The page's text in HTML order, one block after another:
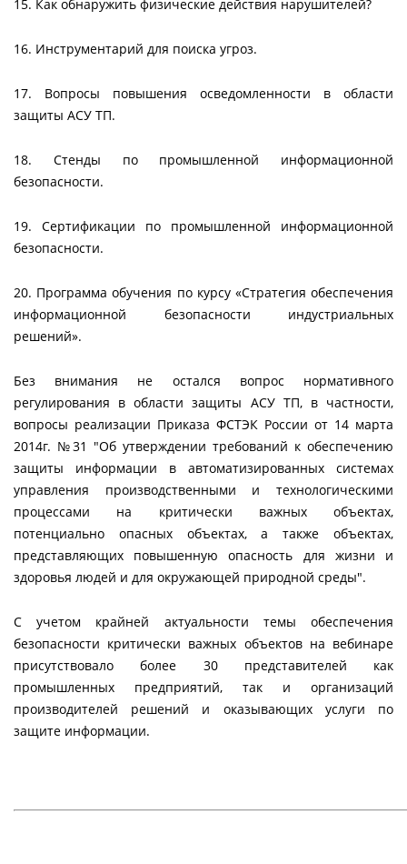
15. Как обнаружить физические действия нарушителей?
16. Инструментарий для поиска угроз.
17. Вопросы повышения осведомленности в области
защиты АСУ ТП.
18. Стенды по промышленной информационной
безопасности.
19. Сертификации по промышленной информационной
безопасности.
20. Программа обучения по курсу «Стратегия обеспечения
информационной безопасности индустриальных
решений».
Без внимания не остался вопрос нормативного
регулирования в области защиты АСУ ТП, в частности,
вопросы реализации Приказа ФСТЭК России от 14 марта
2014г. №31 "Об утверждении требований к обеспечению
защиты информации в автоматизированных системах
управления производственными и технологическими
процессами на критически важных объектах,
потенциально опасных объектах, а также объектах,
представляющих повышенную опасность для жизни и
здоровья людей и для окружающей природной среды".
С учетом крайней актуальности темы обеспечения
безопасности критически важных объектов на вебинаре
присутствовало более 30 представителей как
промышленных предприятий, так и организаций
производителей решений и оказывающих услуги по
защите информации.